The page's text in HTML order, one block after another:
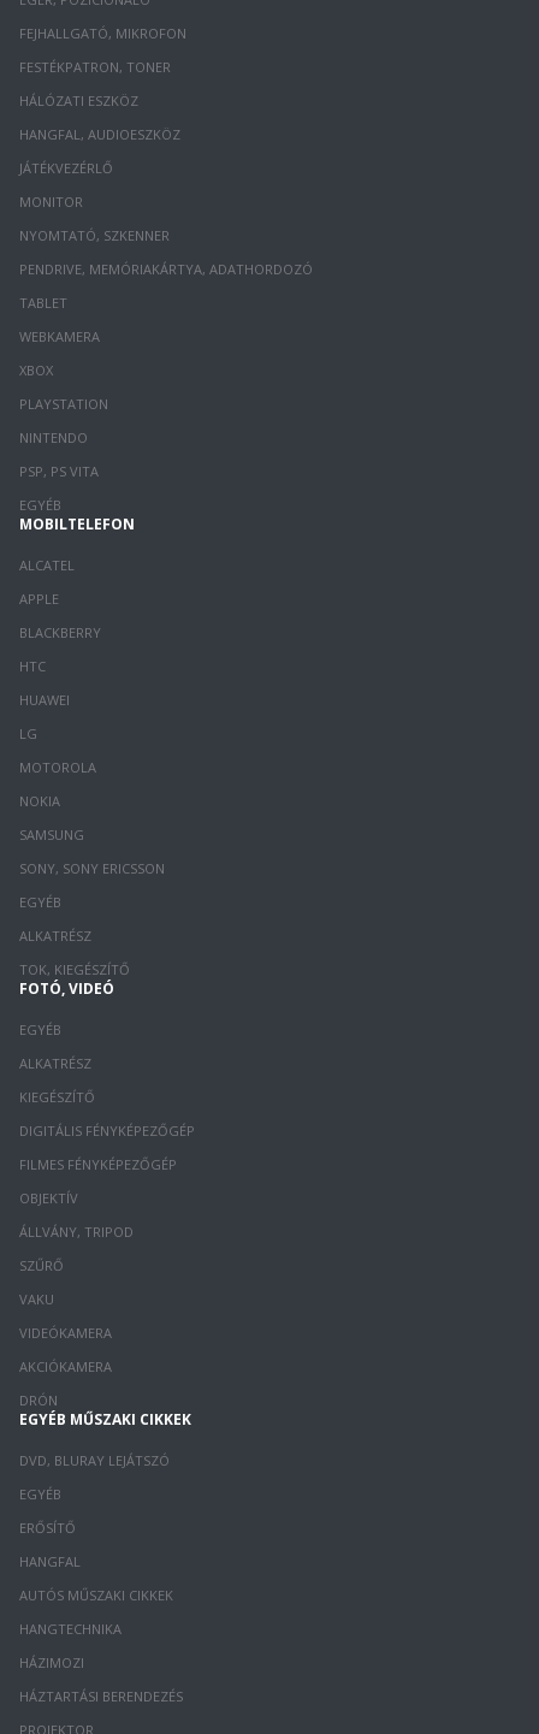
FEJHALLGATÓ, MIKROFON
FESTÉKPATRON, TONER
HÁLÓZATI ESZKÖZ
HANGFAL, AUDIOESZKÖZ
JÁTÉKVEZÉRLŐ
MONITOR
NYOMTATÓ, SZKENNER
PENDRIVE, MEMÓRIAKÁRTYA, ADATHORDOZÓ
TABLET
WEBKAMERA
XBOX
PLAYSTATION
NINTENDO
PSP, PS VITA
EGYÉB
MOBILTELEFON
ALCATEL
APPLE
BLACKBERRY
HTC
HUAWEI
LG
MOTOROLA
NOKIA
SAMSUNG
SONY, SONY ERICSSON
EGYÉB
ALKATRÉSZ
TOK, KIEGÉSZÍTŐ
FOTÓ, VIDEÓ
EGYÉB
ALKATRÉSZ
KIEGÉSZÍTŐ
DIGITÁLIS FÉNYKÉPEZŐGÉP
FILMES FÉNYKÉPEZŐGÉP
OBJEKTÍV
ÁLLVÁNY, TRIPOD
SZŰRŐ
VAKU
VIDEÓKAMERA
AKCIÓKAMERA
DRÓN
EGYÉB MŰSZAKI CIKKEK
DVD, BLURAY LEJÁTSZÓ
EGYÉB
ERŐSÍTŐ
HANGFAL
AUTÓS MŰSZAKI CIKKEK
HANGTECHNIKA
HÁZIMOZI
HÁZTARTÁSI BERENDEZÉS
PROJEKTOR